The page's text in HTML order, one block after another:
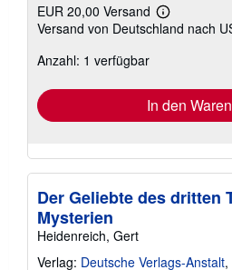
EUR 20,00 Versand
Weitere
Versand von Deutschland nach
Anzahl: 1 verfügbar
In den
Der Geliebte des dritten
Mysterien
Heidenreich, Gert
Verlag: Deutsche Verlags-Anstalt,